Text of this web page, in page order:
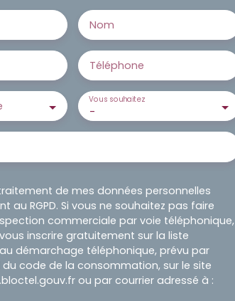
Nom
Téléphone
-
Vous souhaitez
de mes données personnelles
au RGPD. Si vous ne souhaitez pas faire
commerciale par voie téléphonique,
inscrire gratuitement sur la liste
démarchage téléphonique, prévu par
du code de la consommation, sur le site
ou par courrier adressé à :